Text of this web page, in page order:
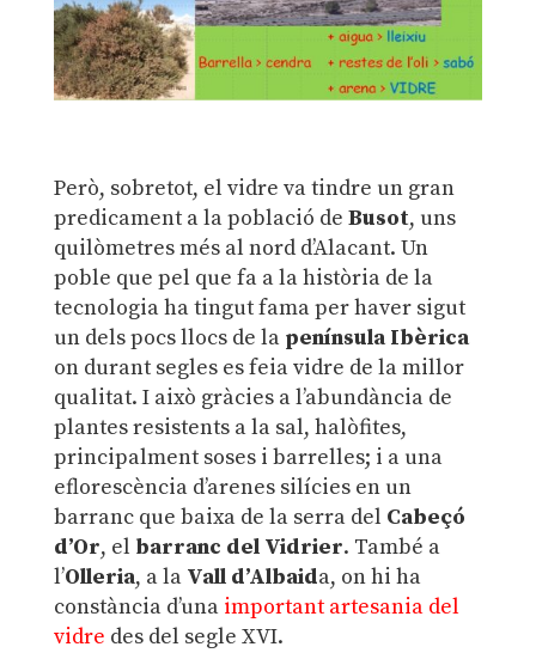
Però, sobretot, el vidre va tindre un gran
predicament a la població de Busot, uns
quilòmetres més al nord d’Alacant. Un
poble que pel que fa a la història de la
tecnologia ha tingut fama per haver sigut
un dels pocs llocs de la península Ibèrica
on durant segles es feia vidre de la millor
qualitat. I això gràcies a l’abundància de
plantes resistents a la sal, halòfites,
principalment soses i barrelles; i a una
eflorescència d’arenes silícies en un
barranc que baixa de la serra del Cabeçó
d’Or, el barranc del Vidrier. També a
l’Olleria, a la Vall d’Albaida, on hi ha
constància d’una important artesania del
vidre des del segle XVI.